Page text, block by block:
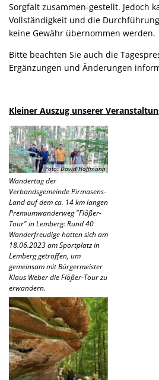
Sorgfalt zusammen-gestellt. Jedoch
Vollständigkeit und die
keine Gewähr übernommen werden.
Bitte beachten Sie auch die
Ergänzungen und Änderungen
Kleiner Auszug unserer
Foto: David Hoffmann
Wandertag der
Verbandsgemeinde Pirmasens-
Land auf dem ca. 14 km langen
Premiumwanderweg "Flößer-
Tour" in Lemberg: Rund 40
Wanderfreudige hatten sich am
18.06.2023 am Sportplatz in
Lemberg getroffen, um
gemeinsam mit Bürgermeister
Klaus Weber die Flößer-Tour zu
erwandern.